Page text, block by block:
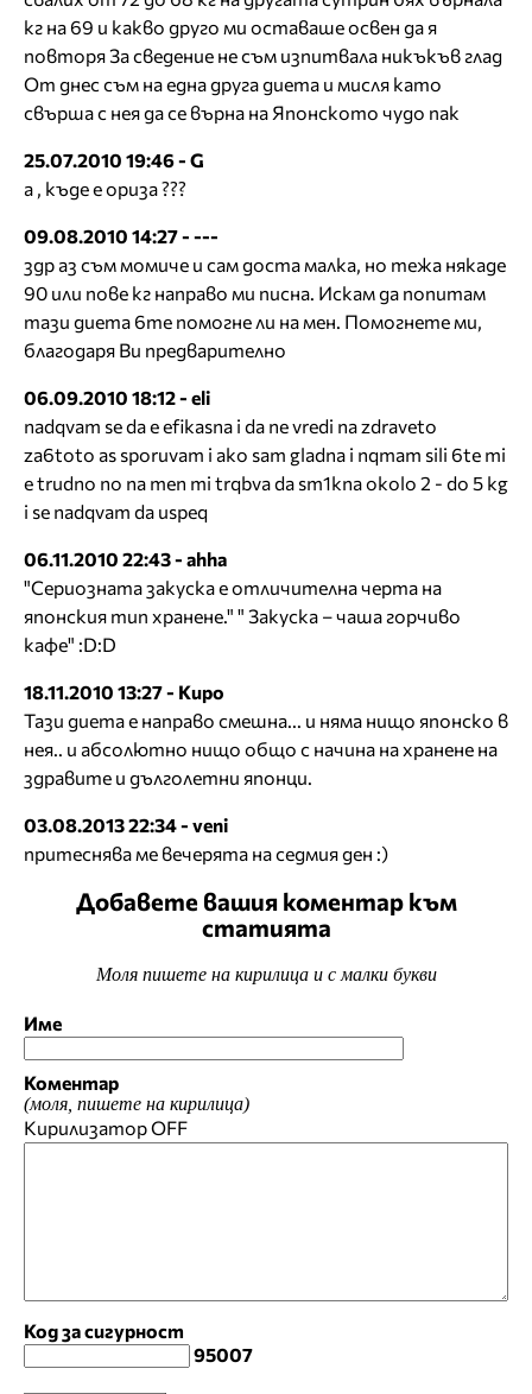
кг на 69 и какво друго ми оставаше освен да я
повторя За сведение не съм изпитвала никъкъв глад
От днес съм на една друга диета и мисля като
свърша с нея да се върна на Японското чудо пак
25.07.2010 19:46 - G
а , къде е ориза ???
09.08.2010 14:27 - ---
здр аз съм момиче и сам доста малка, но тежа някаде
90 или пове кг направо ми писна. Искам да попитам
тази диета 6те помогне ли на мен. Помогнете ми,
благодаря Ви предварително
06.09.2010 18:12 - eli
nadqvam se da e efikasna i da ne vredi na zdraveto
za6toto as sporuvam i ako sam gladna i nqmam sili 6te mi
e trudno no na men mi trqbva da sm1kna okolo 2 - do 5 kg
i se nadqvam da uspeq
06.11.2010 22:43 - ahha
"Сериозната закуска е отличителна черта на
японския тип хранене." " Закуска – чаша горчиво
кафе" :D:D
18.11.2010 13:27 - Киро
Тази диета е направо смешна... и няма нищо японско в
нея.. и абсолютно нищо общо с начина на хранене на
здравите и дълголетни японци.
03.08.2013 22:34 - veni
притеснява ме вечерята на седмия ден :)
Добавете вашия коментар към
статията
Моля пишете на кирилица и с малки букви
Име
Коментар
(моля, пишете на кирилица)
КирилизаторOFF
Код за сигурност
95007